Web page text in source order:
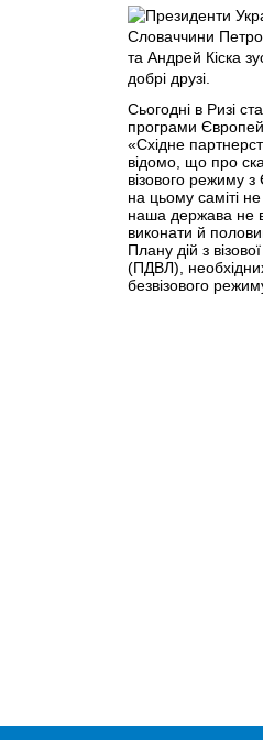
Сьогодні в Ризі
програми
«Східне
відомо, що про
візового режиму
на цьому саміті
наша держава не
виконати й
Плану дій з візової
(ПДВЛ),
безвізового